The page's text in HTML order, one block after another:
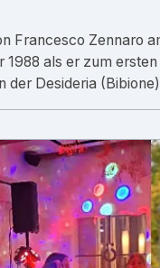
Francesco Zennaro
1988 als er zum
der Desideria